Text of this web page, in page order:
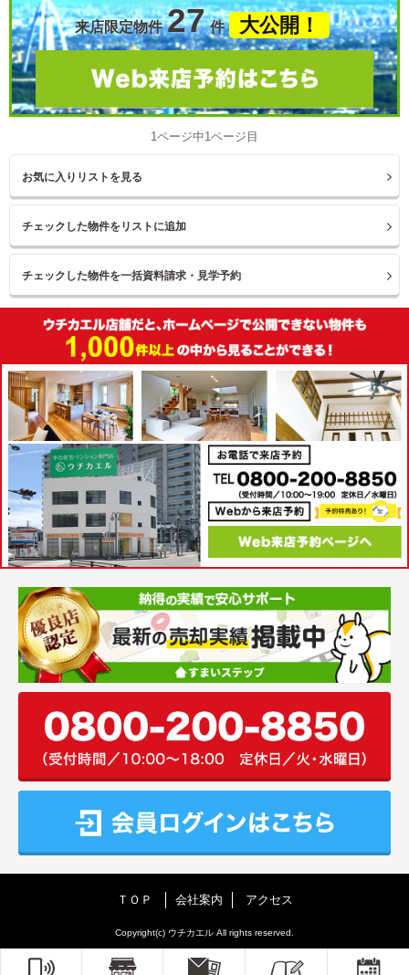
来店限定物件 27 件 大公開！
1ページ中1ページ目
お気に入りリストを見る
ＴＯＰ 会社案内 アクセス
Copyright(c) ウチカエル All rights reserved.